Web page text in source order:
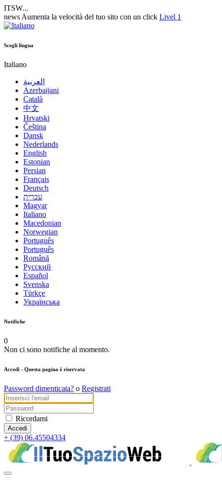
ITSW...
news Aumenta la velocità del tuo sito con un click Livel 1
Scegli lingua
Italiano
العربية
Azerbaijani
Català
中文
Hrvatski
Čeština
Dansk
Nederlands
English
Estonian
Persian
Français
Deutsch
עברית
Magyar
Italiano
Macedonian
Norwegian
Português
Português
Română
Русский
Español
Svenska
Türkçe
Українська
Notifiche
0
Non ci sono notifiche al momento.
Accedi - Questa pagina è riservata
Password dimenticata? o Registrati
Ricordami
+ (39) 06.45504334